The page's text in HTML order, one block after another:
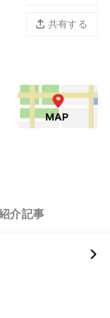
共有する
介記事